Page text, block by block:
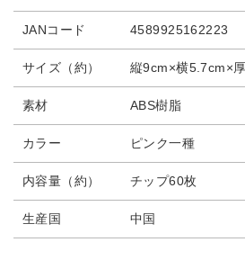
JANコード 4589925162223
サイズ（約） 縦9cm×横5.7cm×
素材 ABS樹脂
カラー ピンク一種
内容量（約） チップ60枚
生産国 中国